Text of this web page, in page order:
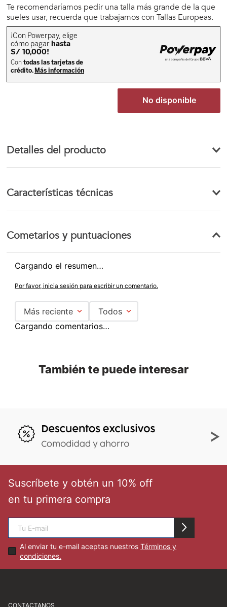
Mi cuenta
Favoritos
Te recomendaríamos pedir una talla más grande de la que
sueles usar, recuerda que trabajamos con Tallas Europeas.
No disponible
Detalles del producto
Características técnicas
Cometarios y puntuaciones
Cargando el resumen…
Por favor, inicia sesión para escribir un comentario.
Más reciente
Todos
Cargando comentarios…
También te puede interesar
Suscríbete y obtén un 10% off
en tu primera compra
Al enviar tu e-mail aceptas nuestrosTérminos y
condiciones.
CONTACTANOS